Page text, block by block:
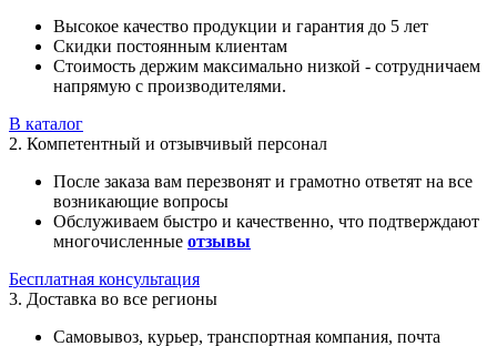
Высокое качество продукции и гарантия до 5 лет
Скидки постоянным клиентам
Стоимость держим максимально низкой - сотрудничаем
напрямую с производителями.
В каталог
2. Компетентный и отзывчивый персонал
После заказа вам перезвонят и грамотно ответят на все
возникающие вопросы
Обслуживаем быстро и качественно, что подтверждают
многочисленные отзывы
Бесплатная консультация
3. Доставка во все регионы
Самовывоз, курьер, транспортная компания, почта